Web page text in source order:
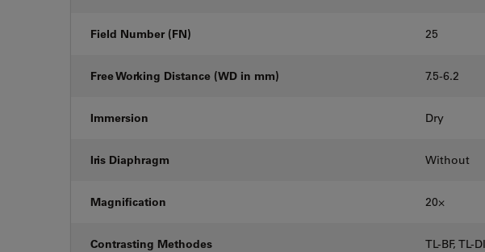
Field Number (FN) 25
Free Working Distance (WD in mm) 7.5-6.2
Immersion Dry
Iris Diaphragm Without
Magnification 20⨉
Contrasting Methodes TL-BF, TL-